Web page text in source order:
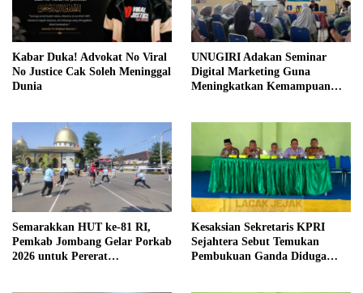
Kabar Duka! Advokat No Viral
No Justice Cak Soleh Meninggal
Dunia
UNUGIRI Adakan Seminar
Digital Marketing Guna
Meningkatkan Kemampuan
Semarakkan HUT ke-81 RI,
Pemkab Jombang Gelar Porkab
2026 untuk Pererat
Kesaksian Sekretaris KPRI
Sejahtera Sebut Temukan
Pembukuan Ganda Diduga